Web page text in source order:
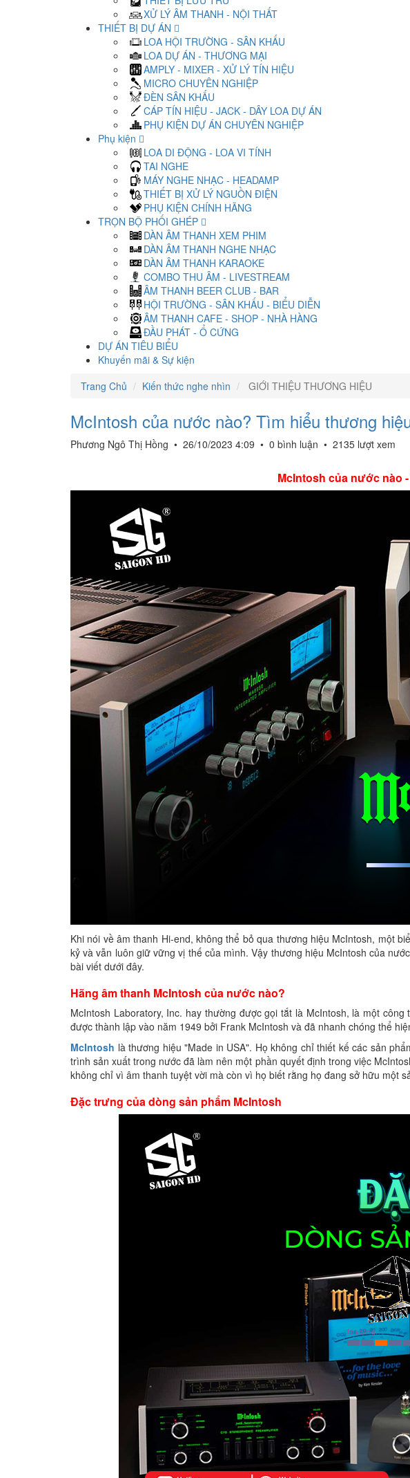
XỬ LÝ ÂM THANH - NỘI THẤT
THIẾT BỊ DỰ ÁN
LOA HỘI TRƯỜNG - SÂN KHẤU
LOA DỰ ÁN - THƯƠNG MẠI
AMPLY - MIXER - XỬ LÝ TÍN HIỆU
MICRO CHUYÊN NGHIỆP
ĐÈN SÂN KHẤU
CÁP TÍN HIỆU - JACK - DÂY LOA DỰ ÁN
PHỤ KIỆN DỰ ÁN CHUYÊN NGHIỆP
Phụ kiện
LOA DI ĐỘNG - LOA VI TÍNH
TAI NGHE
MÁY NGHE NHẠC - HEADAMP
THIẾT BỊ XỬ LÝ NGUỒN ĐIỆN
PHỤ KIỆN CHÍNH HÃNG
TRỌN BỘ PHỐI GHÉP
DÀN ÂM THANH XEM PHIM
DÀN ÂM THANH NGHE NHẠC
DÀN ÂM THANH KARAOKE
COMBO THU ÂM - LIVESTREAM
ÂM THANH BEER CLUB - BAR
HỘI TRƯỜNG - SÂN KHẤU - BIỂU DIỄN
ÂM THANH CAFE - SHOP - NHÀ HÀNG
ĐẦU PHÁT - Ổ CỨNG
DỰ ÁN TIÊU BIỂU
Khuyến mãi & Sự kiện
Trang Chủ
Kiến thức nghe nhìn GIỚI THIỆU THƯƠNG HIỆU
McIntosh của nước nào? Tìm hiểu thương
Phương Ngô Thị Hồng • 26/10/2023 4:09 • 0 bình luận • 2135 lượt xem
McIntosh của nước nào
Khi nói về âm thanh Hi-end, không thể bỏ qua thương hiệu McIntosh, một
kỷ và vẫn luôn giữ vững vị thế của mình. Vậy thương hiệu McIntosh của
bài viết dưới đây.
Hãng âm thanh McIntosh của nước nào?
McIntosh Laboratory, Inc. hay thường được gọi tắt là McIntosh, là một
được thành lập vào năm 1949 bởi Frank McIntosh và đã nhanh chóng thể
McIntosh là thương hiệu "Made in USA". Họ không chỉ thiết kế các sản
trình sản xuất trong nước đã làm nên một phần quyết định trong việc
không chỉ vì âm thanh tuyệt vời mà còn vì họ biết rằng họ đang sở hữu một
Đặc trưng của dòng sản phẩm McIntosh